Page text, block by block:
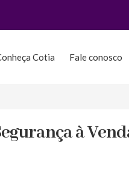
Cotia Fale conosco
à